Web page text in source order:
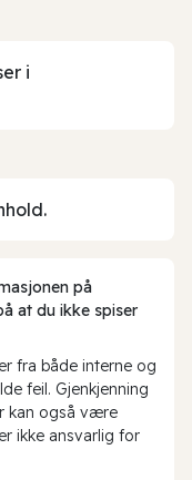
i
på
at du ikke spiser
fra både interne og
feil. Gjenkjenning
kan også være
ikke ansvarlig for